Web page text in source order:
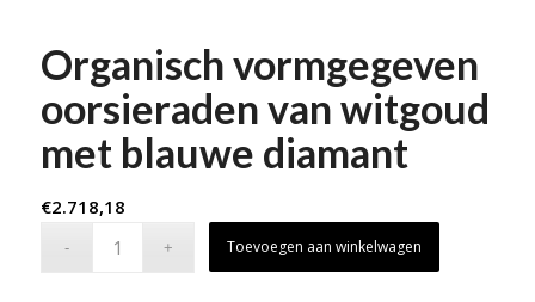
Organisch vormgegeven
oorsieraden van witgoud
met blauwe diamant
€2.718,18
Toevoegen aan winkelwagen